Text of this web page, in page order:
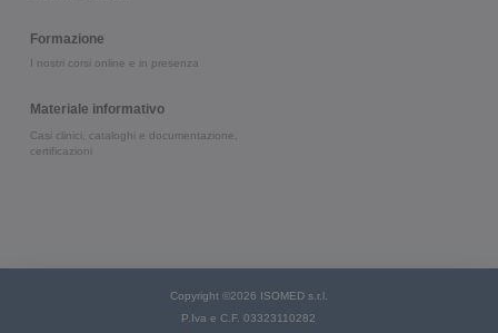
Formazione
I nostri corsi online e in presenza
Materiale informativo
Casi clinici, cataloghi e documentazione,
certificazioni
Copyright ©2026 ISOMED s.r.l.
P.Iva e C.F. 03323110282